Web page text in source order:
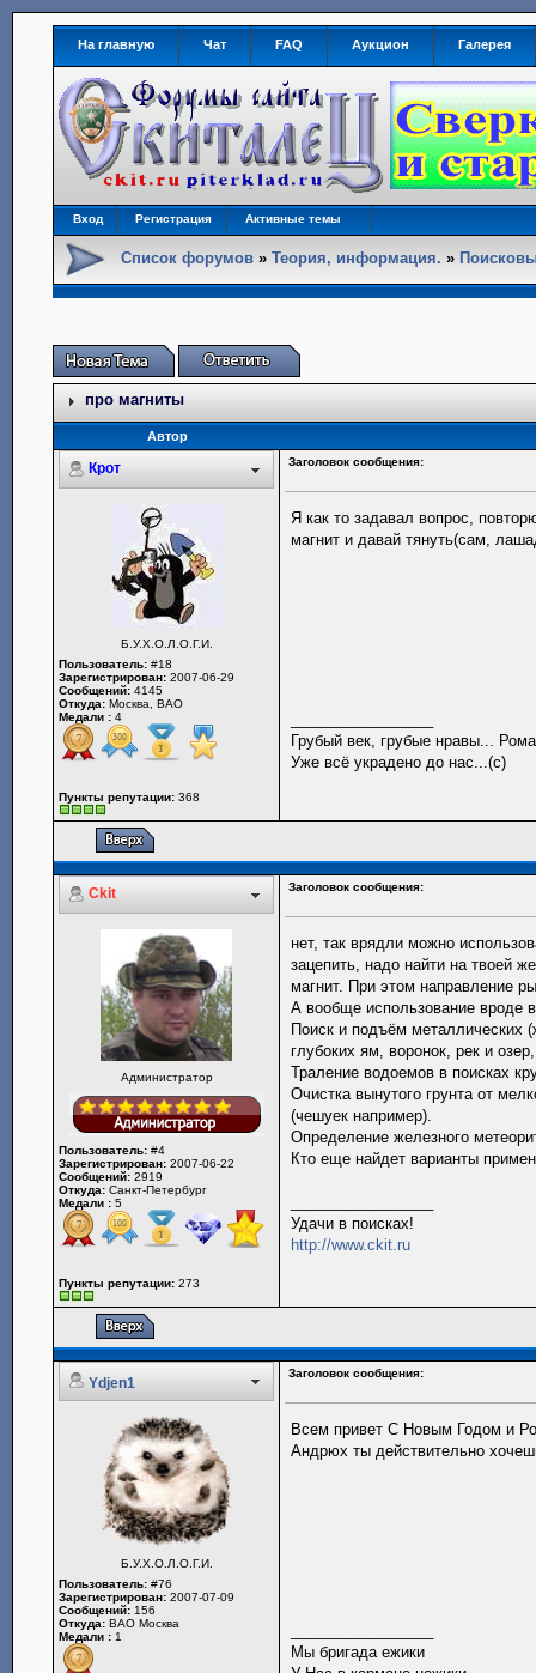
На главную Чат FAQ Аукцион Галерея
Вход Регистрация Активные темы
Список форумов »Теория, информация. »
про магниты
Автор
Крот Заголовок сообщения:
Б.У.Х.О.Л.О.Г.И.
Пользователь: #18
Зарегистрирован: 2007-06-29
Сообщений: 4145
Откуда: Москва, ВАО
Медали : 4
Пункты репутации: 368
Я как то задавал вопрос,
магнит и давай тянуть(сам,
Грубый век, грубые нравы...
Уже всё украдено до нас...(с)
Ckit Заголовок сообщения:
Администратор
Пользователь: #4
Зарегистрирован: 2007-06-22
Сообщений: 2919
Откуда: Санкт-Петербург
Медали : 5
Пункты репутации: 273
нет, так врядли можно
зацепить, надо найти на твоей
магнит. При этом направление
А вообще использование вроде
Поиск и подъём металлических
глубоких ям, воронок, рек и
Траление водоемов в поисках
Очистка вынутого грунта от
(чешуек например).
Определение железного
Кто еще найдет варианты
Удачи в поисках!
http://www.ckit.ru
Ydjen1
Заголовок сообщения:
Б.У.Х.О.Л.О.Г.И.
Пользователь: #76
Зарегистрирован: 2007-07-09
Сообщений: 156
Откуда: ВАО Москва
Медали : 1
Всем привет С Новым Годом и
Андрюх ты действительно
Мы бригада ежики